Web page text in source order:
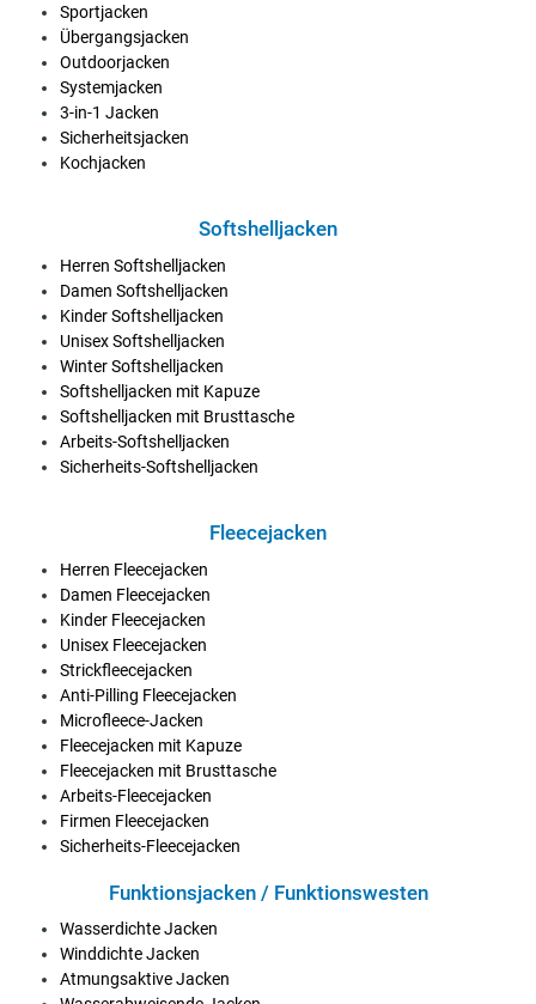
Sportjacken
Übergangsjacken
Outdoorjacken
Systemjacken
3-in-1 Jacken
Sicherheitsjacken
Kochjacken
Softshelljacken
Herren Softshelljacken
Damen Softshelljacken
Kinder Softshelljacken
Unisex Softshelljacken
Winter Softshelljacken
Softshelljacken mit Kapuze
Softshelljacken mit Brusttasche
Arbeits-Softshelljacken
Sicherheits-Softshelljacken
Fleecejacken
Herren Fleecejacken
Damen Fleecejacken
Kinder Fleecejacken
Unisex Fleecejacken
Strickfleecejacken
Anti-Pilling Fleecejacken
Microfleece-Jacken
Fleecejacken mit Kapuze
Fleecejacken mit Brusttasche
Arbeits-Fleecejacken
Firmen Fleecejacken
Sicherheits-Fleecejacken
Funktionsjacken / Funktionswesten
Wasserdichte Jacken
Winddichte Jacken
Atmungsaktive Jacken